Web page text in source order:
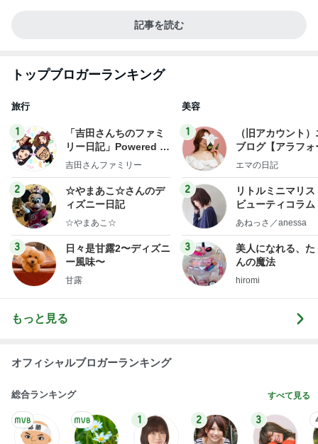
記事を読む
トップブロガーランキング
旅行
1
「吉田さんちのファミ
リー日記」Powered b
y Ameba 吉田さんファ
ログ
吉田さんファミリー
2
☆やまあこ☆さんのデ
ィズニー日記
☆やまあこ☆
3
日々是甘露2〜ディズニ
ー風味〜
甘露
美容
1
（旧アカウント
ブログ【アラフォ
社売却セカンドラ
エマの日記
2
リトルミニマリス
ビューティコラ
little
あねっさ／anessa
3
美人になれる、た
んの魔法
hiromi
もっと見る
オフィシャルブロガーランキング
総合ランキング すべて見る
1 2 3